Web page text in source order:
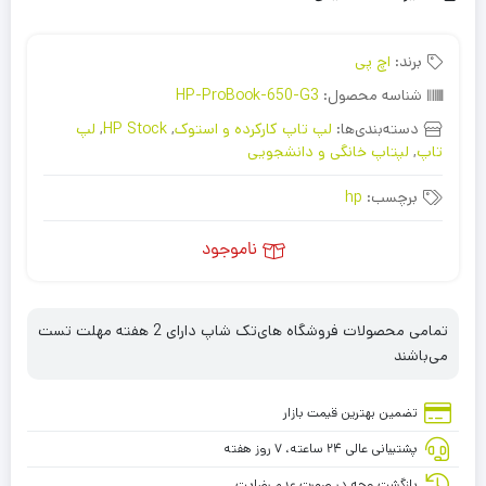
برند: اچ پی
شناسه محصول: HP-ProBook-650-G3
دسته‌بندی‌ها: لپ تاپ کارکرده و استوک,
HP Stock
, لپ
تاپ, لپتاپ خانگی و دانشجویی
برچسب: hp
ناموجود
تمامی محصولات فروشگاه های‌تک شاپ دارای 2 هفته مهلت تست
می‌باشند
تضمین بهترین قیمت بازار
پشتیبانی عالی ۲۴ ساعته، ۷ روز هفته